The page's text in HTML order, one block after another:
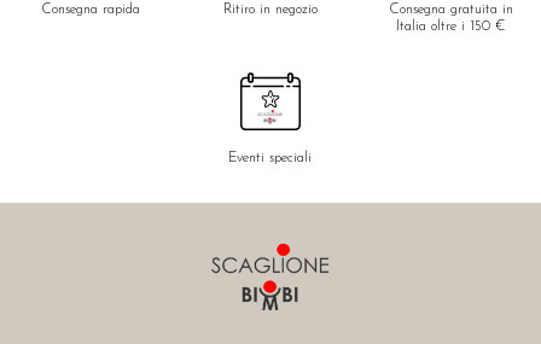
Consegna rapida Ritiro in negozio
Consegna gratuita in
Italia oltre i 150 €
Eventi speciali